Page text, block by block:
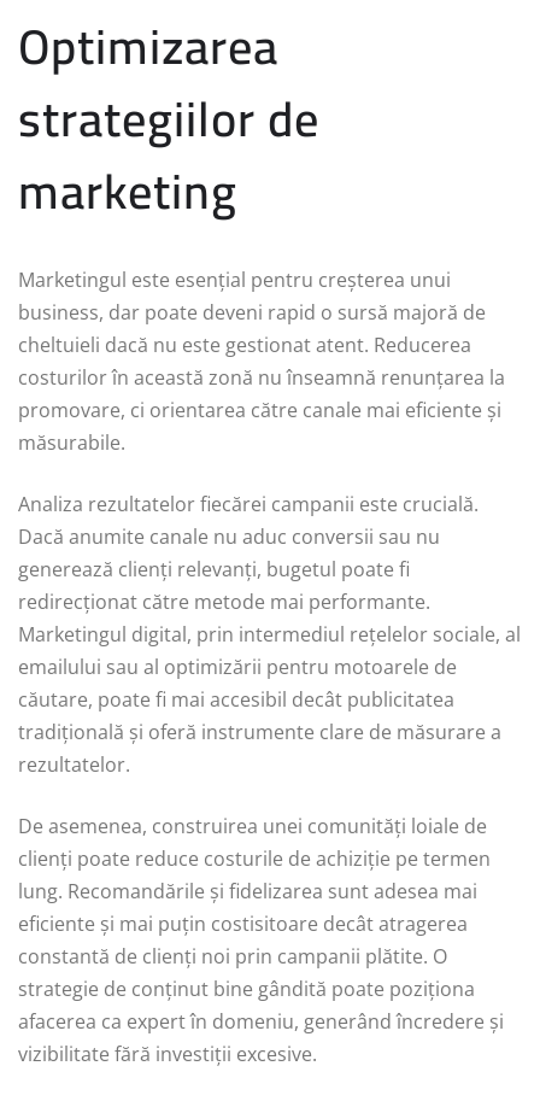
Optimizarea
strategiilor de
marketing
Marketingul este esențial pentru creșterea unui
business, dar poate deveni rapid o sursă majoră de
cheltuieli dacă nu este gestionat atent. Reducerea
costurilor în această zonă nu înseamnă renunțarea la
promovare, ci orientarea către canale mai eficiente și
măsurabile.
Analiza rezultatelor fiecărei campanii este crucială.
Dacă anumite canale nu aduc conversii sau nu
generează clienți relevanți, bugetul poate fi
redirecționat către metode mai performante.
Marketingul digital, prin intermediul rețelelor sociale, al
emailului sau al optimizării pentru motoarele de
căutare, poate fi mai accesibil decât publicitatea
tradițională și oferă instrumente clare de măsurare a
rezultatelor.
De asemenea, construirea unei comunități loiale de
clienți poate reduce costurile de achiziție pe termen
lung. Recomandările și fidelizarea sunt adesea mai
eficiente și mai puțin costisitoare decât atragerea
constantă de clienți noi prin campanii plătite. O
strategie de conținut bine gândită poate poziționa
afacerea ca expert în domeniu, generând încredere și
vizibilitate fără investiții excesive.